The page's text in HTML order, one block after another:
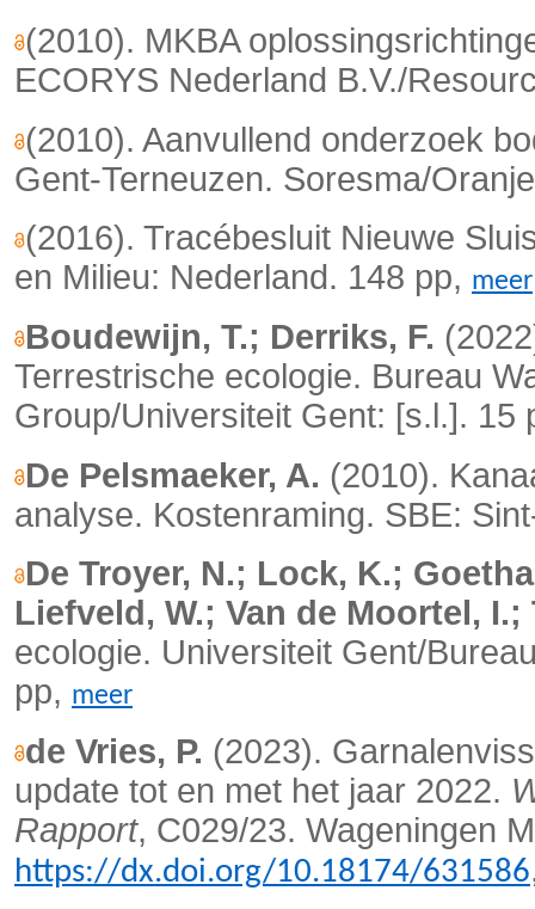
(2010). MKBA
ECORYS Nederland B.V./
(2010). Aanvullend onderzoek
Gent-Terneuzen. Soresma/
(2016). Tracébesluit Nieuwe
en Milieu: Nederland. 148 pp, meer
Boudewijn, T.; Derriks, F.
Terrestrische ecologie. Bureau
Group/Universiteit Gent: [s.l.]. 15
De Pelsmaeker, A. (2010).
analyse. Kostenraming. SBE:
De Troyer, N.; Lock, K.;
Liefveld, W.; Van de Moortel, I.;
ecologie. Universiteit Gent/
pp, meer
de Vries, P. (2023).
update tot en met het jaar 2022.
Rapport, C029/23. Wageningen
https://dx.doi.org/10.18174/631586